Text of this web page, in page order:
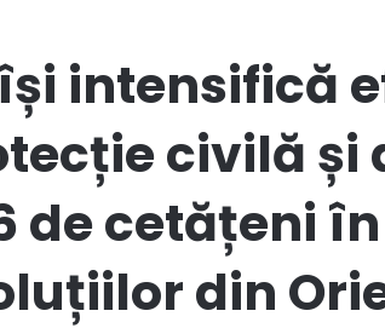
își intensifică
civilă și
de cetățeni
din